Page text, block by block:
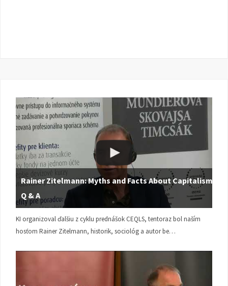
Rainer Zitelmann: Myths and Facts About Capitalism |
Q & A
KI organizoval ďalšiu z cyklu prednášok CEQLS, tentoraz bol naším
hosťom Rainer Zitelmann, historik, sociológ a autor be…